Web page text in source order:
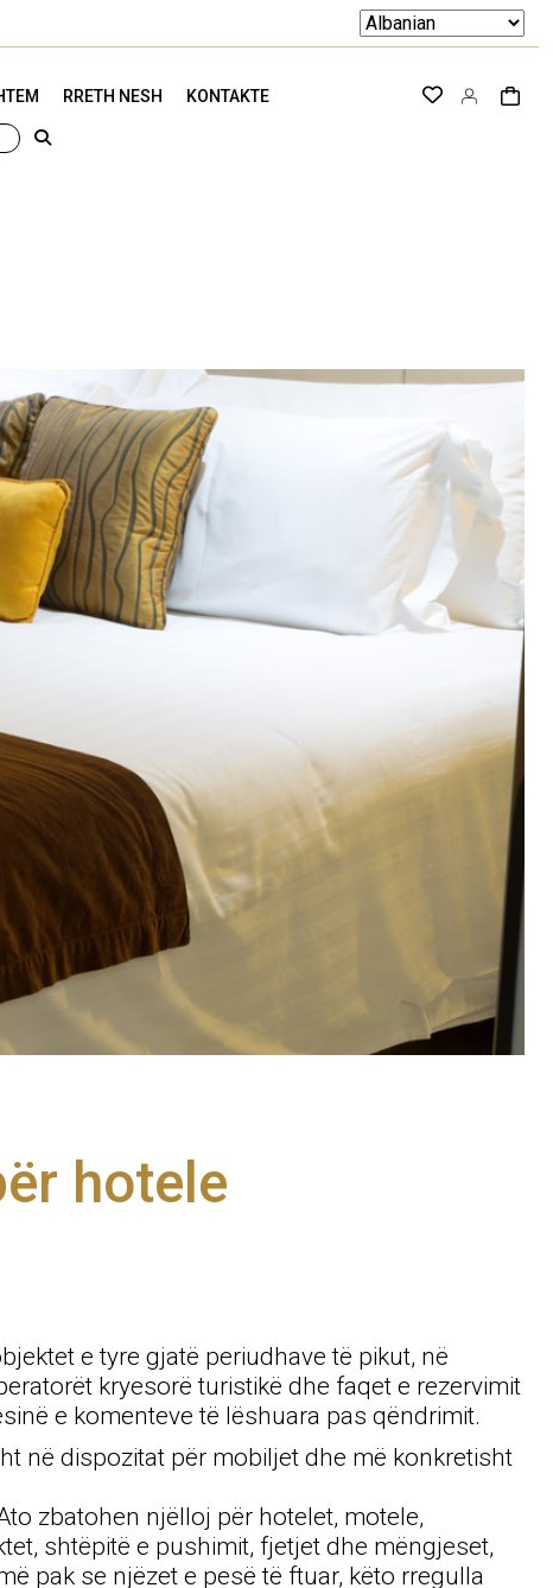
RRETH NESH KONTAKTE
hotele
e tyre gjatë periudhave të pikut, në
kryesorë turistikë dhe faqet e rezervimit
e komenteve të lëshuara pas qëndrimit.
në dispozitat për mobiljet dhe më konkretisht
zbatohen njëlloj për hotelet, motele,
shtëpitë e pushimit, fjetjet dhe mëngjeset,
pak se njëzet e pesë të ftuar, këto rregulla